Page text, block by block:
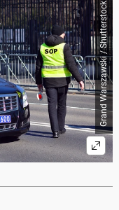
Grand Warszawski / Shutterstock